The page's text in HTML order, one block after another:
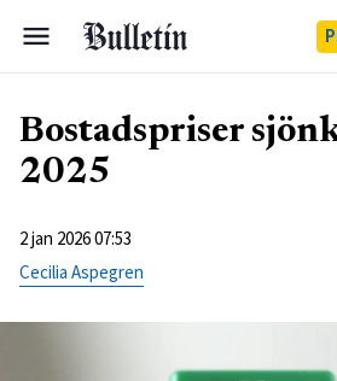
Bostadspriser
2025
2 jan 2026 07:53
Cecilia Aspegren